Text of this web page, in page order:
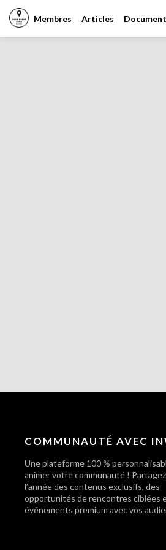
Membres Articles
COMMUNAUTÉ AVEC
Une plateforme 100 %
animer votre communauté !
l’année des contenus exclusifs, des
opportunités de rencontres ciblées
événements premium avec vos